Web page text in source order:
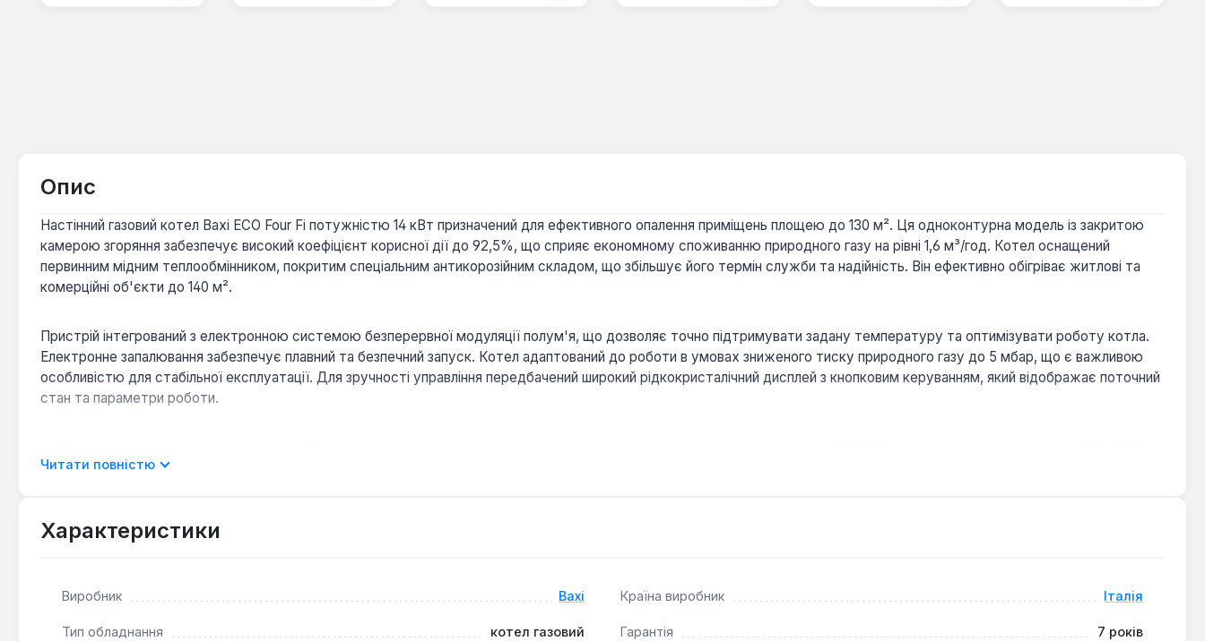
Опис
Настінний газовий котел Baxi ECO Four Fi потужністю 14 кВт призначений для ефективного опалення приміщень площею до 130 м². Ця одноконтурна модель із закритою
камерою згоряння забезпечує високий коефіцієнт корисної дії до 92,5%, що сприяє економному споживанню природного газу на рівні 1,6 м³/год. Котел оснащений
первинним мідним теплообмінником, покритим спеціальним антикорозійним складом, що збільшує його термін служби та надійність. Він ефективно обігріває житлові та
комерційні об'єкти до 140 м².
Пристрій інтегрований з електронною системою безперервної модуляції полум'я, що дозволяє точно підтримувати задану температуру та оптимізувати роботу котла.
Електронне запалювання забезпечує плавний та безпечний запуск. Котел адаптований до роботи в умовах зниженого тиску природного газу до 5 мбар, що є важливою
особливістю для стабільної експлуатації. Для зручності управління передбачений широкий рідкокристалічний дисплей з кнопковим керуванням, який відображає поточний
стан та параметри роботи.
для системи «тепла підлога».
Надійна гідравлічна система:
триходового клапана, а також захистом від замерзання та перегріву, що підвищує безпеку експлуатації.
Читати повністю
Характеристики
Виробник Baxi Країна виробник Італія
Тип обладнання котел газовий Гарантія 7 років